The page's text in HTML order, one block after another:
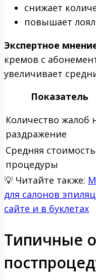
снижает
повышает
Экспертное
кремов с
увеличивает
Показатель
Количество жалоб
раздражение
Средняя стоимость
процедуры
💡 Читайте также:
для салонов
сайте и в буклетах
Типичные